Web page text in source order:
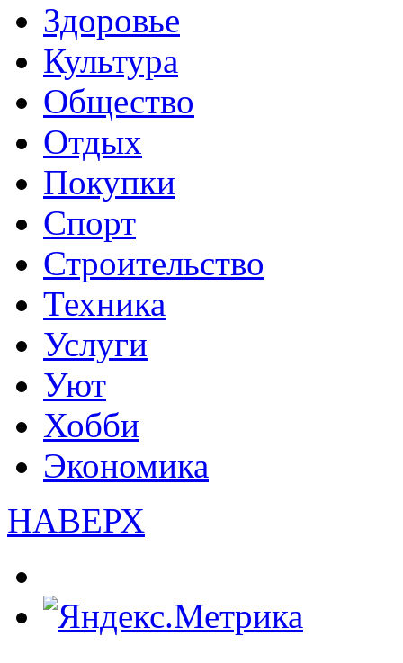
Здоровье
Культура
Общество
Отдых
Покупки
Спорт
Строительство
Техника
Услуги
Уют
Хобби
Экономика
НАВЕРХ